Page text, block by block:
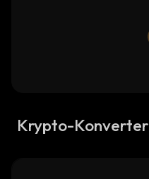
Krypto-Konverter